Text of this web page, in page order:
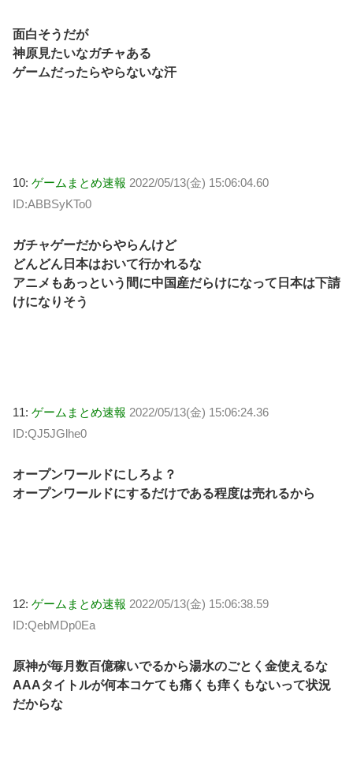
面白そうだが
神原見たいなガチャある
ゲームだったらやらないな汗
10: ゲームまとめ速報 2022/05/13(金) 15:06:04.60
ID:ABBSyKTo0
ガチャゲーだからやらんけど
どんどん日本はおいて行かれるな
アニメもあっという間に中国産だらけになって日本は下請
けになりそう
11: ゲームまとめ速報 2022/05/13(金) 15:06:24.36
ID:QJ5JGlhe0
オープンワールドにしろよ？
オープンワールドにするだけである程度は売れるから
12: ゲームまとめ速報 2022/05/13(金) 15:06:38.59
ID:QebMDp0Ea
原神が毎月数百億稼いでるから湯水のごとく金使えるな
AAAタイトルが何本コケても痛くも痒くもないって状況
だからな